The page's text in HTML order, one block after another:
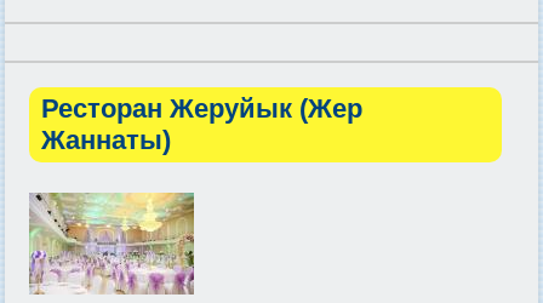
Ресторан Жеруйык (Жер
Жаннаты)